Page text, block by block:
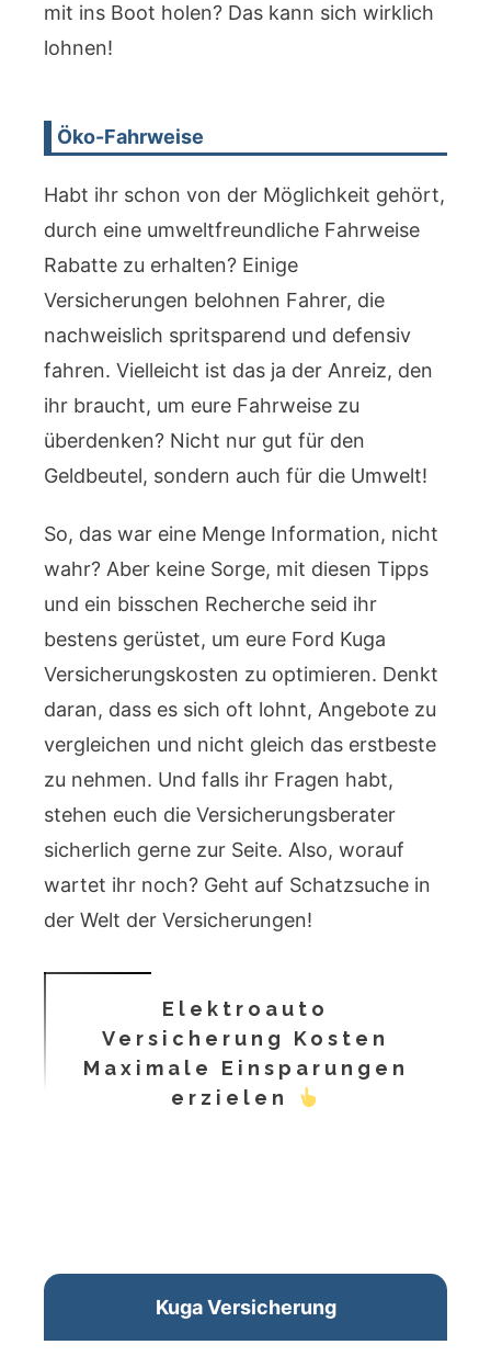
mit ins Boot holen? Das kann sich wirklich
lohnen!
Öko-Fahrweise
Habt ihr schon von der Möglichkeit gehört,
durch eine umweltfreundliche Fahrweise
Rabatte zu erhalten? Einige
Versicherungen belohnen Fahrer, die
nachweislich spritsparend und defensiv
fahren. Vielleicht ist das ja der Anreiz, den
ihr braucht, um eure Fahrweise zu
überdenken? Nicht nur gut für den
Geldbeutel, sondern auch für die Umwelt!
So, das war eine Menge Information, nicht
wahr? Aber keine Sorge, mit diesen Tipps
und ein bisschen Recherche seid ihr
bestens gerüstet, um eure Ford Kuga
Versicherungskosten zu optimieren. Denkt
daran, dass es sich oft lohnt, Angebote zu
vergleichen und nicht gleich das erstbeste
zu nehmen. Und falls ihr Fragen habt,
stehen euch die Versicherungsberater
sicherlich gerne zur Seite. Also, worauf
wartet ihr noch? Geht auf Schatzsuche in
der Welt der Versicherungen!
Elektroauto
Versicherung Kosten
Maximale Einsparungen
erzielen
Kuga Versicherung